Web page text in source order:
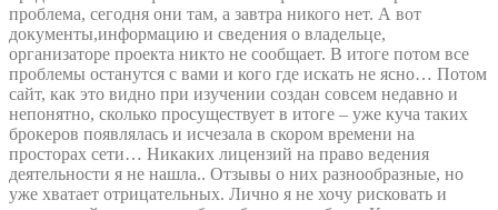
проблема, сегодня они там, а завтра никого нет. А вот
документы,информацию и сведения о владельце,
организаторе проекта никто не сообщает. В итоге потом все
проблемы останутся с вами и кого где искать не ясно… Потом
сайт, как это видно при изучении создан совсем недавно и
непонятно, сколько просуществует в итоге – уже куча таких
брокеров появлялась и исчезала в скором времени на
просторах сети… Никаких лицензий на право ведения
деятельности я не нашла.. Отзывы о них разнообразные, но
уже хватает отрицательных. Лично я не хочу рисковать и